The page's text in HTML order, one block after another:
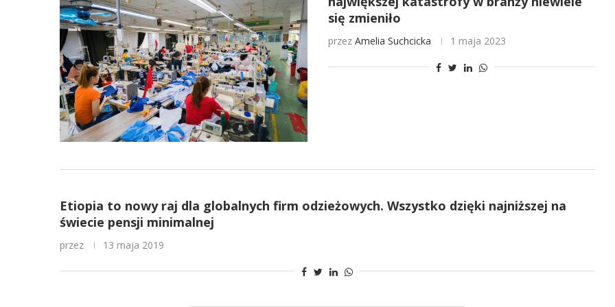
się zmieniło
przez Amelia Suchcicka 1 maja 2023
Etiopia to nowy raj dla globalnych firm odzieżowych. Wszystko dzięki najniższej na
świecie pensji minimalnej
przez 13 maja 2019